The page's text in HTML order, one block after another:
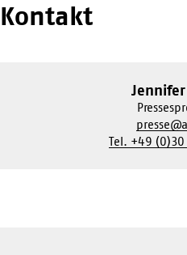
Kontakt
Tel. +49